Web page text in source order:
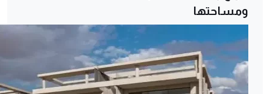
ومساحتها